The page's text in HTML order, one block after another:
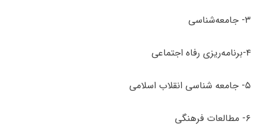
۳- جامعه‌شناسی
۴-برنامه‌ریزی رفاه اجتماعی
۵- جامعه شناسی انقلاب اسلامی
۶- مطالعات فرهنگی